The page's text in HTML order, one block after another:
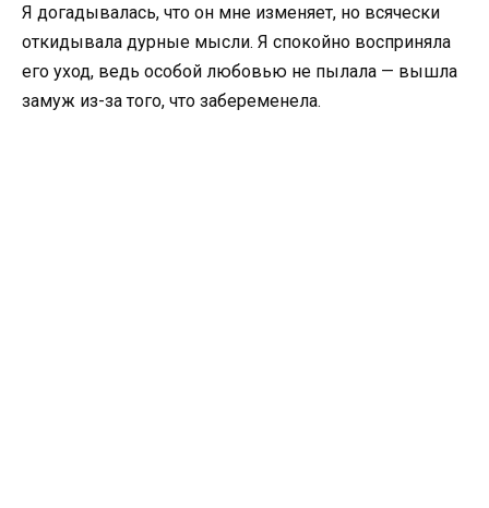
Я догадывалась, что он мне изменяет, но всячески
откидывала дурные мысли. Я спокойно восприняла
его уход, ведь особой любовью не пылала — вышла
замуж из-за того, что забеременела.